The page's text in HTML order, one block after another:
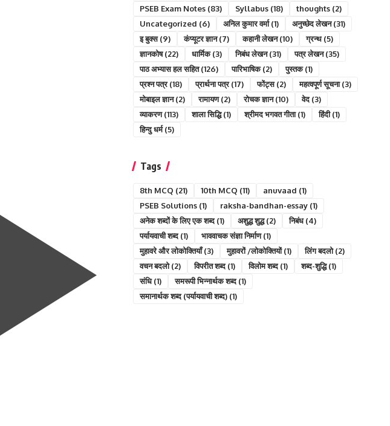
PSEB Exam Notes(83) Syllabus(18) thoughts(2)
Uncategorized (6) अनिल कुमार वर्मा(1) अनुच्छेद लेखन(31)
इ बुक्स(9) कंप्यूटर ज्ञान(7) कहानी लेखन(10) ग्रन्थ(5)
ज्ञानकोष(22) धार्मिक(3) निबंध लेखन(31) पत्र लेखन(35)
पाठ अभ्यास हल सहित(126) पारिभाषिक(2) पुस्तक(1)
प्रश्न पत्र(18) प्रार्थना पत्र(17) फोंट्स(2) महत्वपूर्ण सूचना(3)
मोबाइल ज्ञान(2) रामायण(2) रोचक ज्ञान(10) वेद(3)
व्याकरण(113) शाला सिद्धि(1) श्रीमद भगवत गीता(1) हिंदी(1)
हिन्दु धर्म(5)
Tags
8th MCQ (21) 10th MCQ (11) anuvaad (1)
PSEB Solutions(1) raksha-bandhan-essay(1)
अनेक शब्दों के लिए एक शब्द(1) अशुद्ध शुद्ध(2) निबंध(4)
पर्यायवाची शब्द(1) भाववाचक संज्ञा निर्माण(1)
मुहावरे और लोकोक्तियाँ(3) मुहावरों /लोकोक्तियों(1) लिंग बदलो(2)
वचन बदलो(2) विपरीत शब्द(1) विलोम शब्द(1) शब्द-शुद्धि(1)
संधि(1) समरूपी भिन्नार्थक शब्द(1)
समानार्थक शब्द (पर्यायवाची शब्द)(1)